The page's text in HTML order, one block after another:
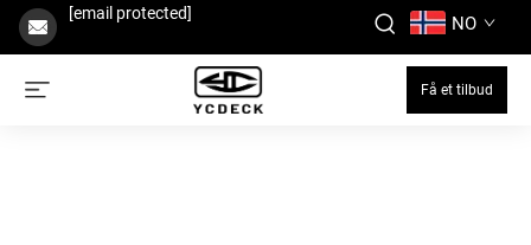
[email protected] NO
Få et tilbud